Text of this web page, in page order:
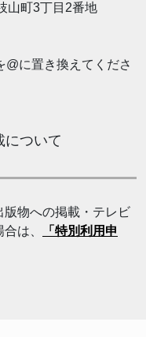
山町3丁目2番地
に置き換えてくださ
について
物への掲載・テレビ
は、
「特別利用申